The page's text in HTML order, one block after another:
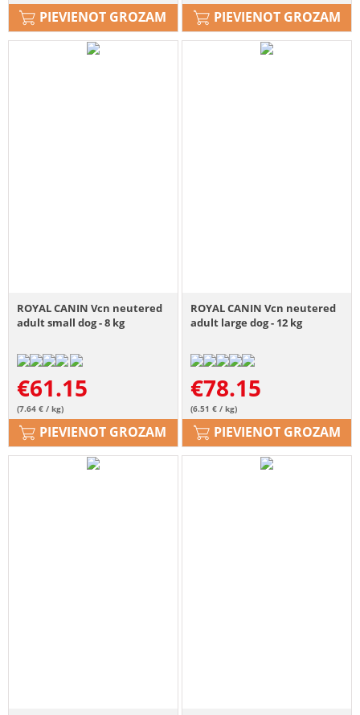
PIEVIENOT GROZAM PIEVIENOT GROZAM
ROYAL CANIN Vcn neutered
adult small dog - 8 kg
€61.15
(7.64 € / kg)
PIEVIENOT GROZAM
ROYAL CANIN Vcn neutered
adult large dog - 12 kg
€78.15
(6.51 € / kg)
PIEVIENOT GROZAM